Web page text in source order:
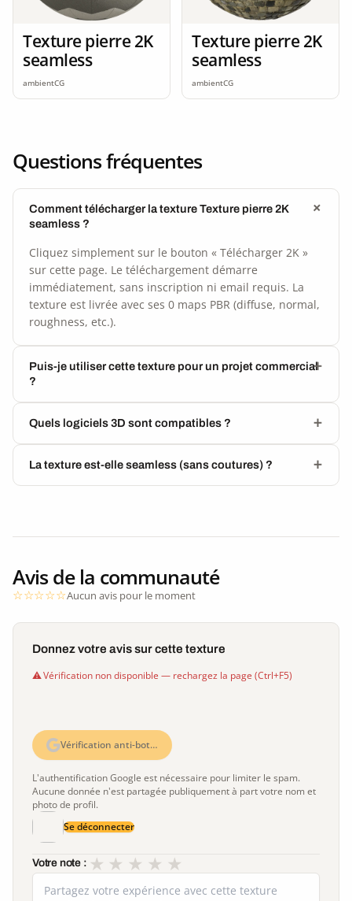
Texture pierre 2K
seamless
ambientCG
Texture pierre 2K
seamless
ambientCG
Questions fréquentes
Comment télécharger la texture Texture pierre 2K
seamless ?
Cliquez simplement sur le bouton « Télécharger 2K »
sur cette page. Le téléchargement démarre
immédiatement, sans inscription ni email requis. La
texture est livrée avec ses 0 maps PBR (diffuse, normal,
roughness, etc.).
Puis-je utiliser cette texture pour un projet commercial
?
Quels logiciels 3D sont compatibles ?
La texture est-elle seamless (sans coutures) ?
Avis de la communauté
Aucun avis pour le moment
Donnez votre avis sur cette texture
Vérification non disponible — rechargez la page (Ctrl+F5)
Vérification anti-bot…
L'authentification Google est nécessaire pour limiter le spam.
Aucune donnée n'est partagée publiquement à part votre nom et
photo de profil.
Se déconnecter
Votre note : ★
★
★
★
★